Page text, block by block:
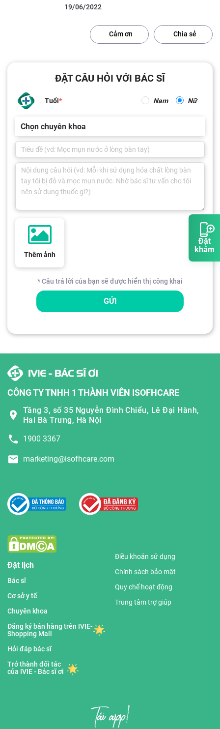
Đặt
khám
19/06/2022
Cảm ơn Chia sẻ
ĐẶT CÂU HỎI VỚI BÁC SĨ
Tuổi Nam Nữ
Chọn chuyên khoa
Thêm ảnh
* Câu trả lời của bạn sẽ được hiển thị công khai
GỬI
CÔNG TY TNHH 1 THÀNH VIÊN ISOFHCARE
Tầng 3, số 35 Nguyễn Đình Chiểu, Lê Đại Hành,
Hai Bà Trưng, Hà Nội
1900 3367
marketing@isofhcare.com
Đặt lịch
Bác sĩ
Cơ sở y tế
Chuyên khoa
Đăng ký bán hàng trên IVIE-
Shopping Mall
Hỏi đáp bác sĩ
Trở thành đối tác
của IVIE - Bác sĩ ơi
Điều khoản sử dụng
Chính sách bảo mật
Quy chế hoạt động
Trung tâm trợ giúp